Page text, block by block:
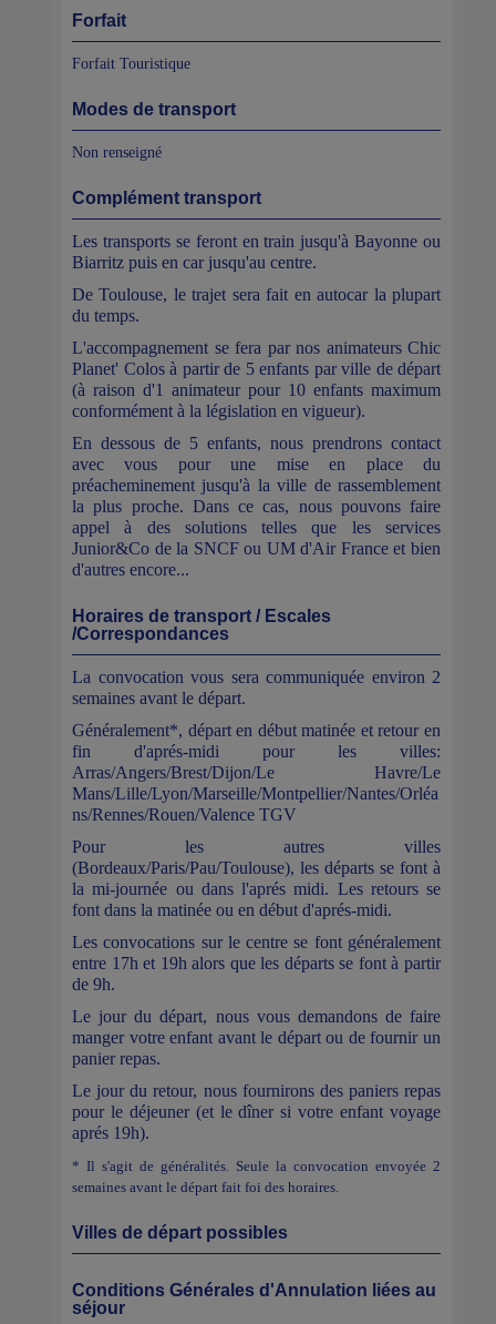
Forfait
Forfait Touristique
Modes de transport
Non renseigné
Complément transport
Les transports se feront en train jusqu'à Bayonne ou
Biarritz puis en car jusqu'au centre.
De Toulouse, le trajet sera fait en autocar la plupart
du temps.
L'accompagnement se fera par nos animateurs Chic
Planet' Colos à partir de 5 enfants par ville de départ
(à raison d'1 animateur pour 10 enfants maximum
conformément à la législation en vigueur).
En dessous de 5 enfants, nous prendrons contact
avec vous pour une mise en place du
préacheminement jusqu'à la ville de rassemblement
la plus proche. Dans ce cas, nous pouvons faire
appel à des solutions telles que les services
Junior&Co de la SNCF ou UM d'Air France et bien
d'autres encore...
Horaires de transport / Escales
/Correspondances
La convocation vous sera communiquée environ 2
semaines avant le départ.
Généralement*, départ en début matinée et retour en
fin d'aprés-midi pour les villes:
Arras/Angers/Brest/Dijon/Le Havre/Le
Mans/Lille/Lyon/Marseille/Montpellier/Nantes/Orléa
ns/Rennes/Rouen/Valence TGV
Pour les autres villes
(Bordeaux/Paris/Pau/Toulouse), les départs se font à
la mi-journée ou dans l'aprés midi. Les retours se
font dans la matinée ou en début d'aprés-midi.
Les convocations sur le centre se font généralement
entre 17h et 19h alors que les départs se font à partir
de 9h.
Le jour du départ, nous vous demandons de faire
manger votre enfant avant le départ ou de fournir un
panier repas.
Le jour du retour, nous fournirons des paniers repas
pour le déjeuner (et le dîner si votre enfant voyage
aprés 19h).
* Il s'agit de généralités. Seule la convocation envoyée 2
semaines avant le départ fait foi des horaires.
Villes de départ possibles
Conditions Générales d'Annulation liées au
séjour